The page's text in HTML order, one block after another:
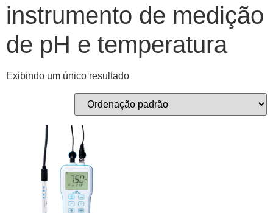
instrumento de medição
de pH e temperatura
Exibindo um único resultado